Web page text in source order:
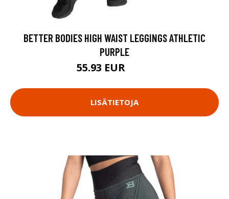
BETTER BODIES HIGH WAIST LEGGINGS ATHLETIC
PURPLE
55.93 EUR
LISÄTIETOJA